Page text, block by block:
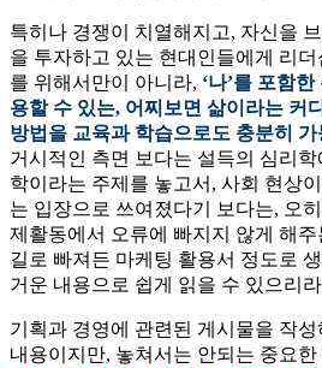
특히나 경쟁이 치열해지고, 자신을
을 투자하고 있는 현대인들에게 리더
를 위해서만이 아니라, ‘나’를 포함
용할 수 있는, 어찌보면 삶이라는 커
방법을 교육과 학습으로도 충분히
거시적인 측면 보다는 설득의 심리학
학이라는 주제를 놓고서, 사회 현상
는 입장으로 쓰여졌다기 보다는, 오
제활동에서 오류에 빠지지 않게 해
길로 빠져든 마케팅 활용서 정도로
거운 내용으로 쉽게 읽을 수 있으리
기획과 경영에 관련된 게시물을 작
내용이지만, 놓쳐서는 안되는 중요